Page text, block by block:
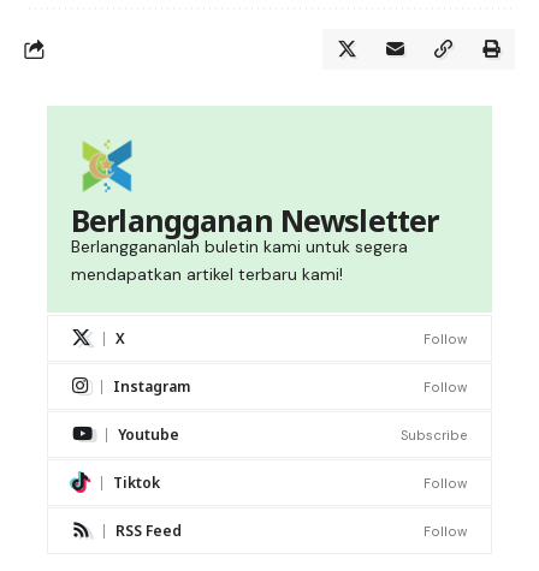
Berlangganan Newsletter
Berlanggananlah buletin kami untuk segera
mendapatkan artikel terbaru kami!
X Follow
Instagram Follow
Youtube Subscribe
Tiktok Follow
RSS Feed Follow